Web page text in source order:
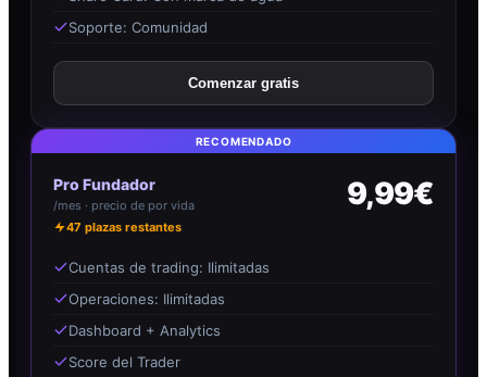
Soporte: Comunidad
Comenzar gratis
RECOMENDADO
Pro Fundador
/mes · precio de por vida
47 plazas restantes
9,99€
Cuentas de trading: Ilimitadas
Operaciones: Ilimitadas
Dashboard + Analytics
Score del Trader